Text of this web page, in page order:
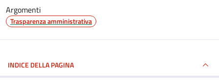
Argomenti
Trasparenza amministrativa
INDICE DELLA PAGINA